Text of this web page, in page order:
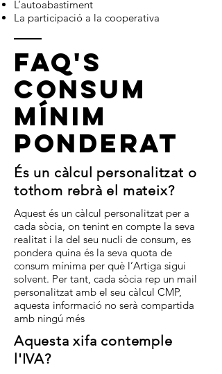
L’autoabastiment
La participació a la cooperativa
FAQ's
CONSUM
Mínim
ponderat
És un càlcul personalitzat o
tothom rebrà el mateix?
Aquest és un càlcul personalitzat per a
cada sòcia, on tenint en compte la seva
realitat i la del seu nucli de consum, es
pondera quina és la seva quota de
consum mínima per què l’Artiga sigui
solvent. Per tant, cada sòcia rep un mail
personalitzat amb el seu càlcul CMP,
aquesta informació no serà compartida
amb ningú més
Aquesta xifa contemple
l'IVA?